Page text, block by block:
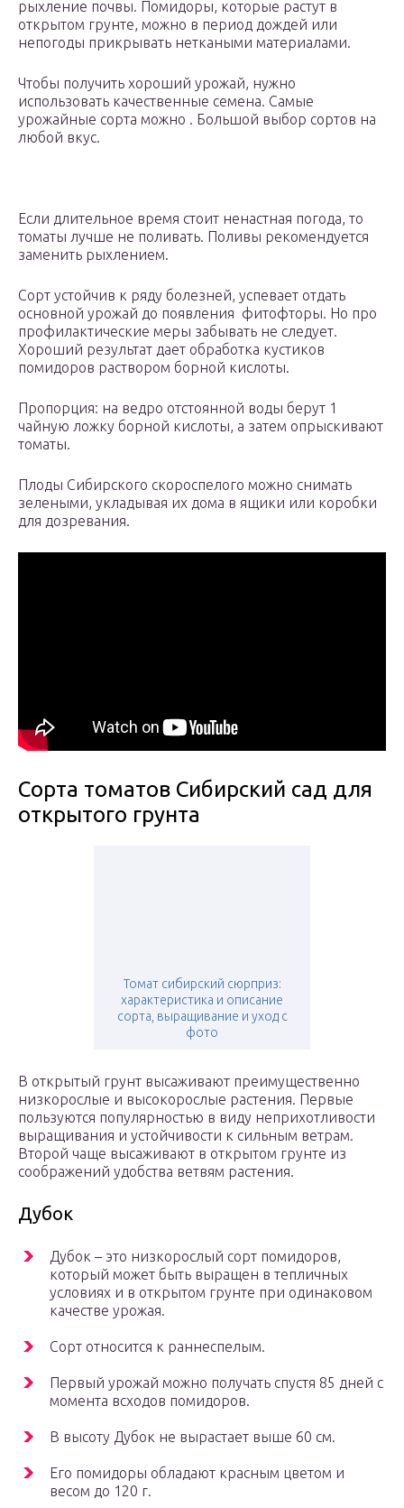
рыхление почвы. Помидоры, которые растут в
открытом грунте, можно в период дождей или
непогоды прикрывать неткаными материалами.
Чтобы получить хороший урожай, нужно
использовать качественные семена. Самые
урожайные сорта можно . Большой выбор сортов на
любой вкус.
Если длительное время стоит ненастная погода, то
томаты лучше не поливать. Поливы рекомендуется
заменить рыхлением.
Сорт устойчив к ряду болезней, успевает отдать
основной урожай до появления фитофторы. Но про
профилактические меры забывать не следует.
Хороший результат дает обработка кустиков
помидоров раствором борной кислоты.
Пропорция: на ведро отстоянной воды берут 1
чайную ложку борной кислоты, а затем опрыскивают
томаты.
Плоды Сибирского скороспелого можно снимать
зелеными, укладывая их дома в ящики или коробки
для дозревания.
Сорта томатов Сибирский сад для
открытого грунта
Томат сибирский сюрприз:
характеристика и описание
сорта, выращивание и уход с
фото
В открытый грунт высаживают преимущественно
низкорослые и высокорослые растения. Первые
пользуются популярностью в виду неприхотливости
выращивания и устойчивости к сильным ветрам.
Второй чаще высаживают в открытом грунте из
соображений удобства ветвям растения.
Дубок
Дубок – это низкорослый сорт помидоров,
который может быть выращен в тепличных
условиях и в открытом грунте при одинаковом
качестве урожая.
Сорт относится к раннеспелым.
Первый урожай можно получать спустя 85 дней с
момента всходов помидоров.
В высоту Дубок не вырастает выше 60 см.
Его помидоры обладают красным цветом и
весом до 120 г.